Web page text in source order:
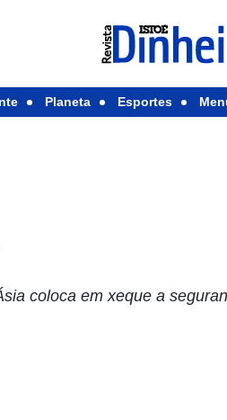
Planeta Esportes
coloca em xeque a